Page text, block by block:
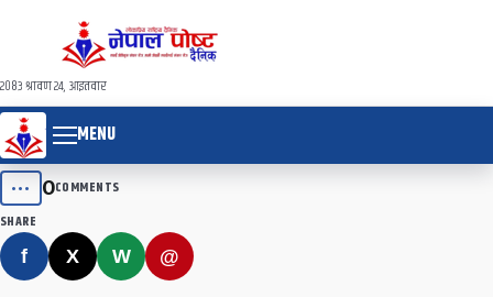
२०८३ श्रावण २४, आइतवार
MENU
••• 0COMMENTS
SHARE
f X W @